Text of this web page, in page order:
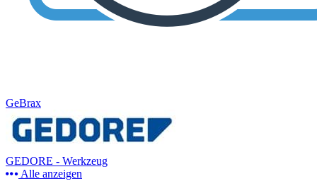
GeBrax
GEDORE - Werkzeug
Alle anzeigen